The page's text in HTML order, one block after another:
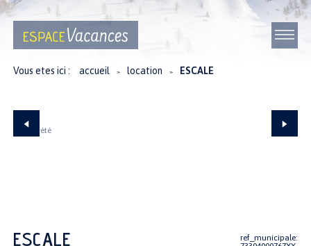
Vous etes ici : accueil ≫ location ≫ ESCALE
ESCALE
ref_municipale: